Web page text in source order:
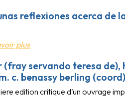
reflexiones acerca de
plus
(fray servando teresa
c. benassy berling
edition critique d’un ouvrage